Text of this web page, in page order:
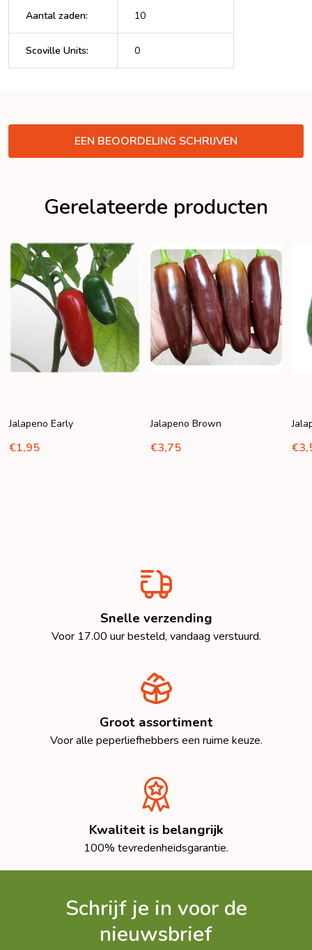
Aantal zaden: 10
Scoville Units: 0
EEN BEOORDELING SCHRIJVEN
Gerelateerde producten
Jalapeno Early
€1,95
Jalapeno Brown
€3,75
Snelle verzending
Voor 17.00 uur besteld, vandaag verstuurd.
Groot assortiment
Voor alle peperliefhebbers een ruime keuze.
Kwaliteit is belangrijk
100% tevredenheidsgarantie.
Schrijf je in voor de
nieuwsbrief